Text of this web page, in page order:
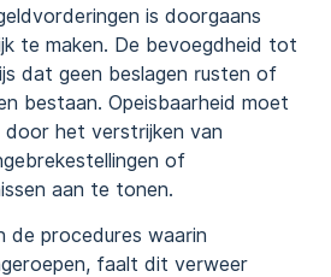
is doorgaans
te maken. De bevoegdheid tot
dat geen beslagen rusten of
bestaan. Opeisbaarheid moet
het verstrijken van
of
aan te tonen.
de procedures waarin
faalt dit verweer